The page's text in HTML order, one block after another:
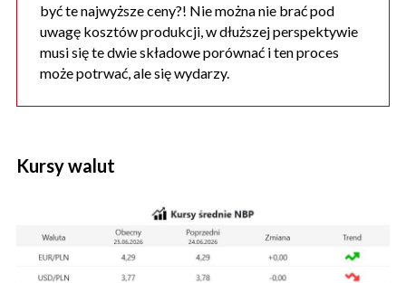
być te najwyższe ceny?! Nie można nie brać pod
uwagę kosztów produkcji, w dłuższej perspektywie
musi się te dwie składowe porównać i ten proces
może potrwać, ale się wydarzy.
Kursy walut